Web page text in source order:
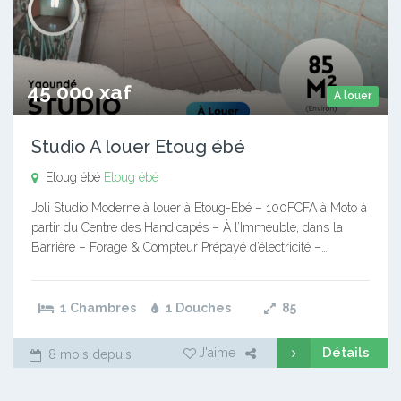
A louer
45 000 xaf
Studio A louer Etoug ébé
Etoug ébé Etoug ébé
Joli Studio Moderne à louer à Etoug-Ebé – 100FCFA à Moto à
partir du Centre des Handicapés – À l’Immeuble, dans la
Barrière – Forage & Compteur Prépayé d’électricité –…
1 Chambres 1 Douches 85
8 mois depuis J'aime Détails